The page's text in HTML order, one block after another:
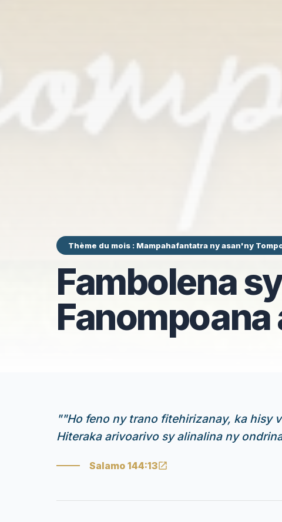
Thème du mois : Mampahafantatra ny asan'ny
Fambolena
""Ho feno ny trano fitehirizanay, ka hisy
Hiteraka arivoarivo sy alinalina ny
Salamo 144:13